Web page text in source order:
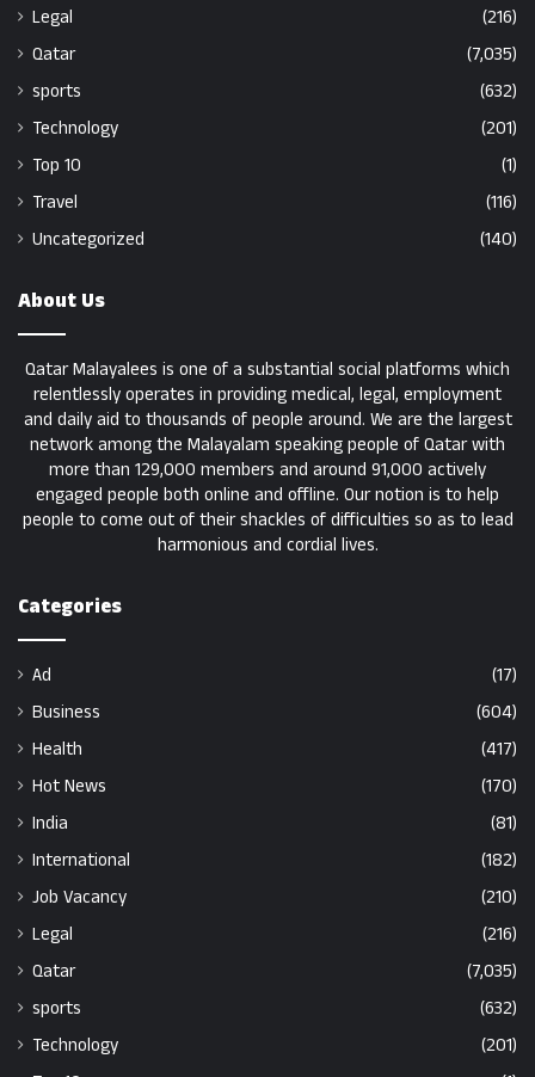
Legal
(216)
Qatar
(7,035)
sports
(632)
Technology
(201)
Top 10
(1)
Travel
(116)
Uncategorized
(140)
About Us
Qatar Malayalees is one of a substantial social platforms which
relentlessly operates in providing medical, legal, employment
and daily aid to thousands of people around. We are the largest
network among the Malayalam speaking people of Qatar with
more than 129,000 members and around 91,000 actively
engaged people both online and offline. Our notion is to help
people to come out of their shackles of difficulties so as to lead
harmonious and cordial lives.
Categories
Ad
(17)
Business
(604)
Health
(417)
Hot News
(170)
India
(81)
International
(182)
Job Vacancy
(210)
Legal
(216)
Qatar
(7,035)
sports
(632)
Technology
(201)